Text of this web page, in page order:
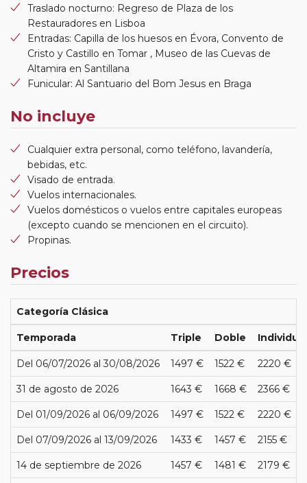
Traslado nocturno: Regreso de Plaza de los
Restauradores en Lisboa
Entradas: Capilla de los huesos en Évora, Convento de
Cristo y Castillo en Tomar , Museo de las Cuevas de
Altamira en Santillana
Funicular: Al Santuario del Bom Jesus en Braga
No incluye
Cualquier extra personal, como teléfono, lavandería,
bebidas, etc.
Visado de entrada.
Vuelos internacionales.
Vuelos domésticos o vuelos entre capitales europeas
(excepto cuando se mencionen en el circuito).
Propinas.
Precios
Categoría Clásica
Temporada Triple Doble Individual
Del 06/07/2026 al 30/08/2026 1497 € 1522 € 2220 €
31 de agosto de 2026 1643 € 1668 € 2366 €
Del 01/09/2026 al 06/09/2026 1497 € 1522 € 2220 €
Del 07/09/2026 al 13/09/2026 1433 € 1457 € 2155 €
14 de septiembre de 2026 1457 € 1481 € 2179 €